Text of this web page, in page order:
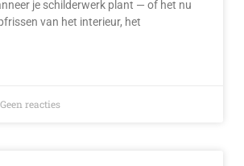
je schilderwerk plant — of het nu
van het interieur, het
Geen reacties